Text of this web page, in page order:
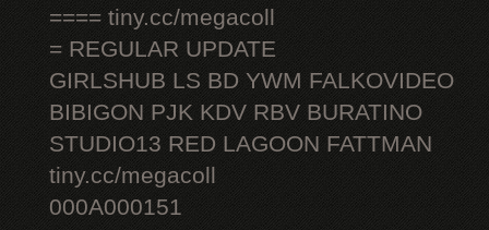
==== tiny.cc/megacoll
= REGULAR UPDATE
GIRLSHUB LS BD YWM FALKOVIDEO
BIBIGON PJK KDV RBV BURATINO
STUDIO13 RED LAGOON FATTMAN
tiny.cc/megacoll
000A000151